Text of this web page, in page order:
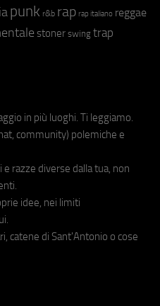
punk r&b rap rap italiano reggae
stoner swing trap
in più luoghi. Ti leggiamo.
community) polemiche e
razze diverse dalla tua, non
idee, nei limiti
catene di Sant'Antonio o cose